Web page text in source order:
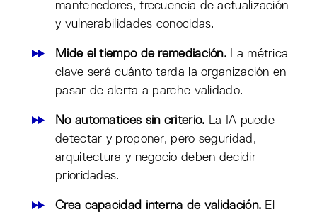
mantenedores, frecuencia de actualización
y vulnerabilidades conocidas.
Mide el tiempo de remediación. La métrica
clave será cuánto tarda la organización en
pasar de alerta a parche validado.
No automatices sin criterio. La IA puede
detectar y proponer, pero seguridad,
arquitectura y negocio deben decidir
prioridades.
Crea capacidad interna de validación. El